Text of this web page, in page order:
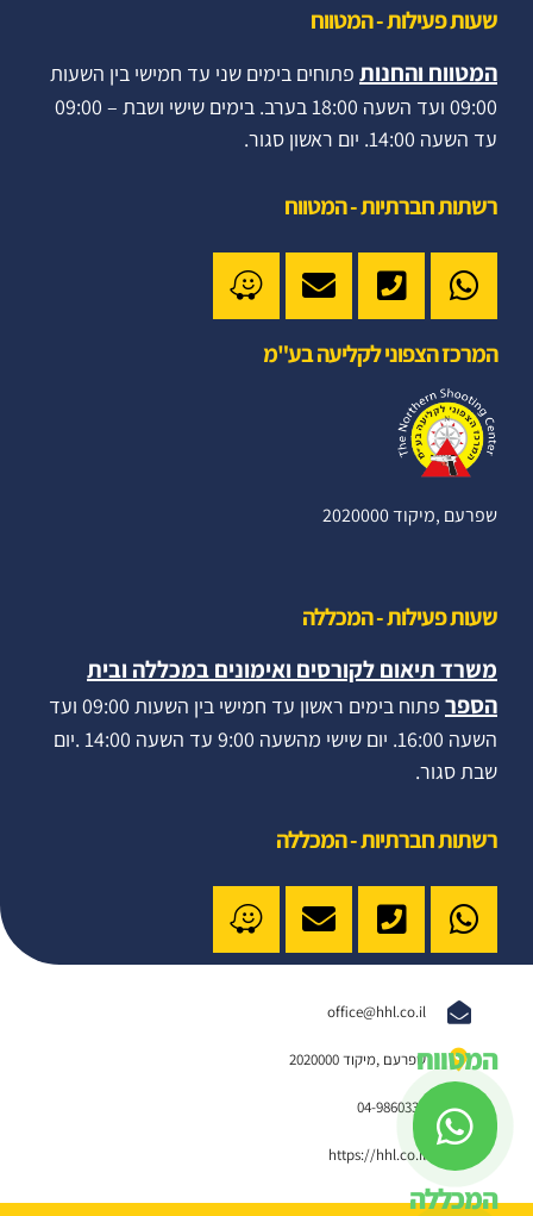
שעות פעילות - המטווח
המטווח והחנות פתוחים בימים שני עד חמישי בין השעות
09:00 ועד השעה 18:00 בערב. בימים שישי ושבת – 09:00
עד השעה 14:00. יום ראשון סגור.
רשתות חברתיות - המטווח
המרכז הצפוני לקליעה בע"מ
שפרעם ,מיקוד 2020000
שעות פעילות - המכללה
משרד תיאום לקורסים ואימונים במכללה ובית
הספר
פתוח בימים ראשון עד חמישי בין השעות 09:00 ועד
השעה 16:00. יום שישי מהשעה 9:00 עד השעה 14:00 .יום
שבת סגור.
רשתות חברתיות - המכללה
office@hhl.co.il
שפרעם ,מיקוד 2020000
04-9860332
https://hhl.co.il
המטווח
המכללה